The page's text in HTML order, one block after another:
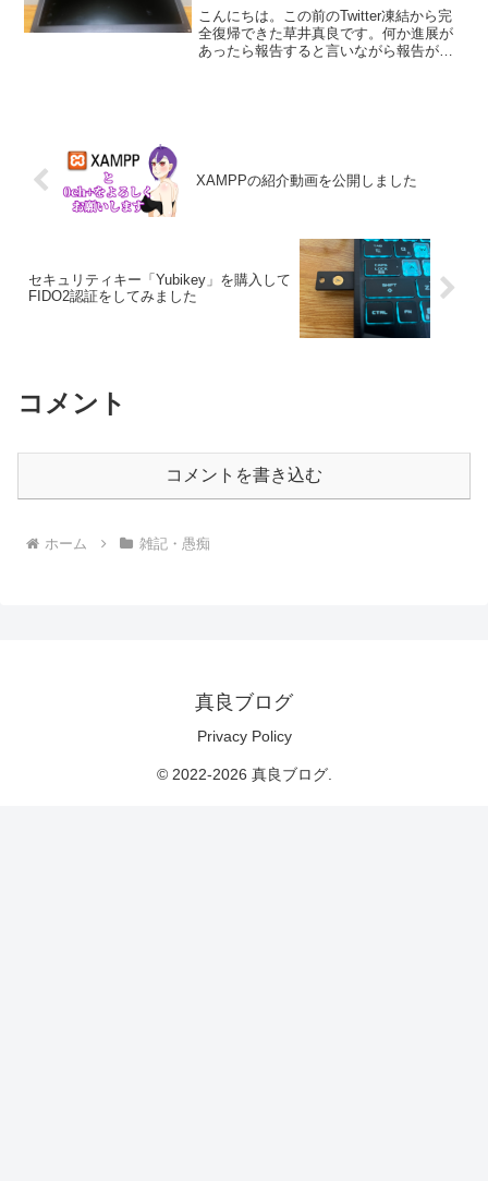
こんにちは。この前のTwitter凍結から完
全復帰できた草井真良です。何か進展が
あったら報告すると言いながら報告が遅
XAMPPの紹介動画を公開しました
セキュリティキー「Yubikey」を購入して
FIDO2認証をしてみました
コメント
コメントを書き込む
ホーム 雑記・愚痴
真良ブログ
Privacy Policy
© 2022-2026 真良ブログ.